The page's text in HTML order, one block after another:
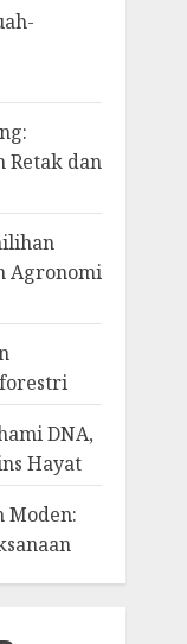
Retak dan
Agronomi
DNA,
Hayat
Moden: